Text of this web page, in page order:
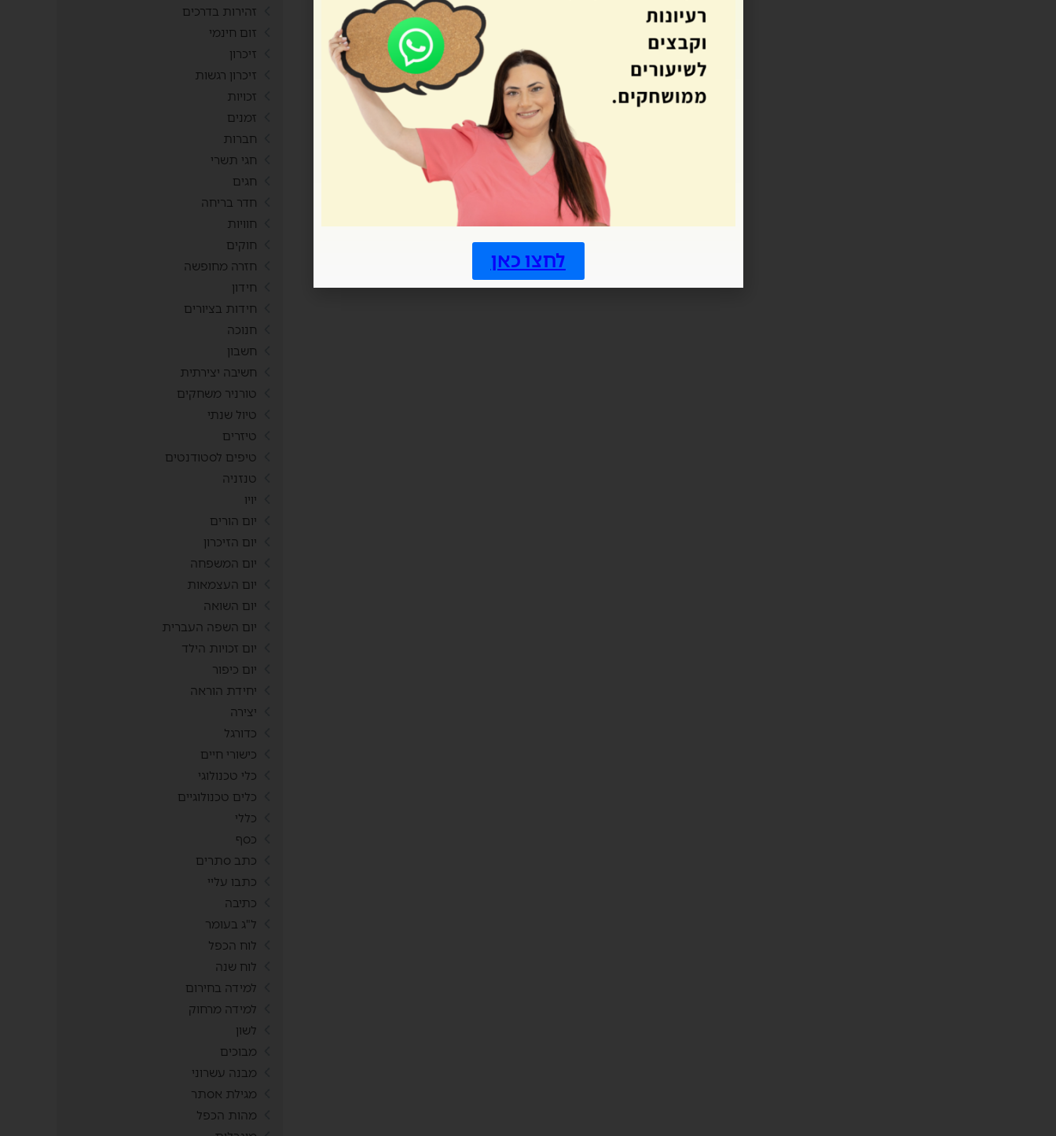
זהירות בדרכים
זום חינמי
זיכרון
זיכרון רגשות
זכויות
זמנים
חברות
חגי תשרי
חגים
חדר בריחה
חוויות
חוקים
חזרה מחופשה
חידון
חידות בציורים
חנוכה
חשבון
חשיבה יצירתית
טורניר משחקים
טיול שנתי
טיזרים
טיפים לסטודנטים
טנזניה
יויו
יום הורים
יום הזיכרון
יום המשפחה
יום העצמאות
יום השואה
יום השפה העברית
יום זכויות הילד
יום כיפור
יחידת הוראה
יצירה
כדורגל
כישורי חיים
כלי טכנולוגי
כלים טכנולוגיים
כללי
כסף
כתב סתרים
כתבו עליי
כתיבה
ל"ג בעומר
לוח הכפל
לוח שנה
למידה בחירום
למידה מרחוק
לשון
מבוכים
מבנה עשרוני
מגילת אסתר
מהות הכפל
לחצו כאן